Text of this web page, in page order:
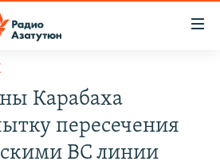
Карабаха
пересечения
ВС линии